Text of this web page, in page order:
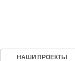
НАШИ ПРОЕКТЫ